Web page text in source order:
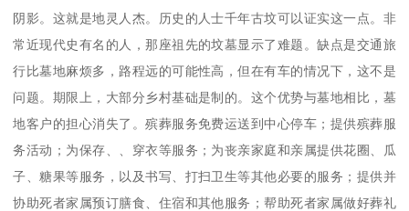
阴影。这就是地灵人杰。历史的人士千年古坟可以证实这一点。非
常近现代史有名的人，那座祖先的坟墓显示了难题。缺点是交通旅
行比墓地麻烦多，路程远的可能性高，但在有车的情况下，这不是
问题。期限上，大部分乡村基础是制的。这个优势与墓地相比，墓
地客户的担心消失了。殡葬服务免费运送到中心停车；提供殡葬服
务活动；为保存、、穿衣等服务；为丧亲家庭和亲属提供花圈、瓜
子、糖果等服务，以及书写、打扫卫生等其他必要的服务；提供并
协助死者家属预订膳食、住宿和其他服务；帮助死者家属做好葬礼